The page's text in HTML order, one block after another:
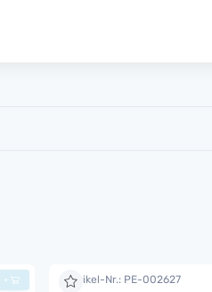
+ Artikel-Nr.: PE-002627